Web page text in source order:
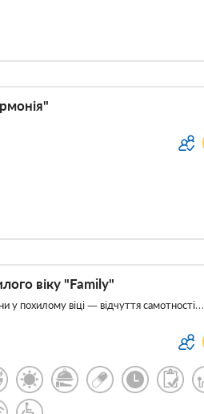
віку "Family"
похилому віці — відчуття самотності…